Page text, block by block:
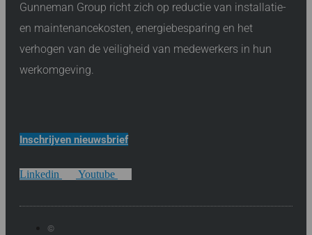
Gunneman Group richt zich op reductie van installatie-
en maintenancekosten, energiebesparing en het
verhogen van de veiligheid van medewerkers in hun
werkomgeving.
Inschrijven nieuwsbrief
Linkedin Youtube
©